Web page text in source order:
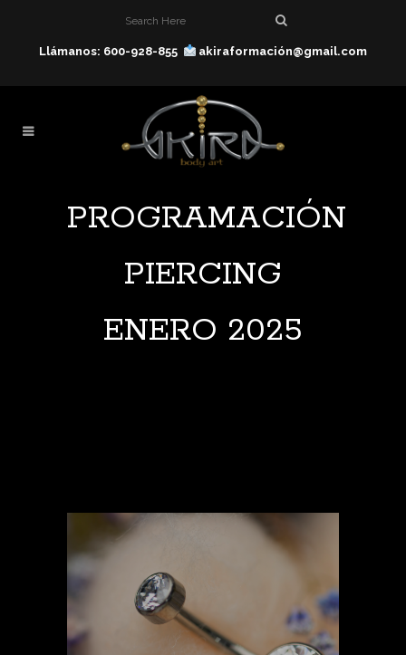
Llámanos: 600-928-855 akiraformación@gmail.com
PROGRAMACIÓN
PIERCING
ENERO 2025